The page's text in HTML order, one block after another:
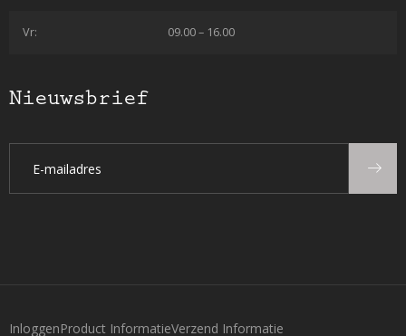
Vr: 09.00 – 16.00
Nieuwsbrief
InloggenProduct InformatieVerzend Informatie